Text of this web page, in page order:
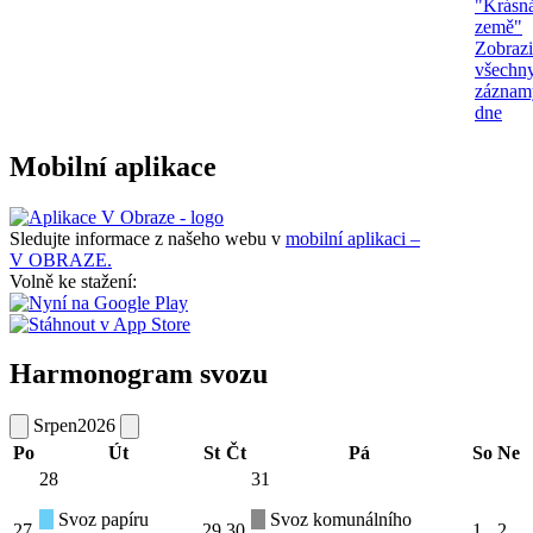
země"
dne
Mobilní aplikace
Sledujte informace z našeho webu v mobilní aplikaci –
V OBRAZE.
Volně ke stažení:
Harmonogram svozu
Srpen2026
Po
Út St Čt Pá So Ne
28
Svoz papíru
31
Svoz komunálního